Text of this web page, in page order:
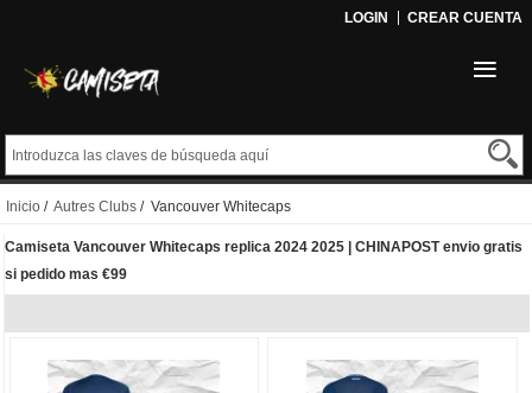
LOGIN CREAR CUENTA
Inicio / Autres Clubs / Vancouver Whitecaps
Camiseta Vancouver Whitecaps replica 2024 2025 | CHINAPOST envio gratis
si pedido mas €99